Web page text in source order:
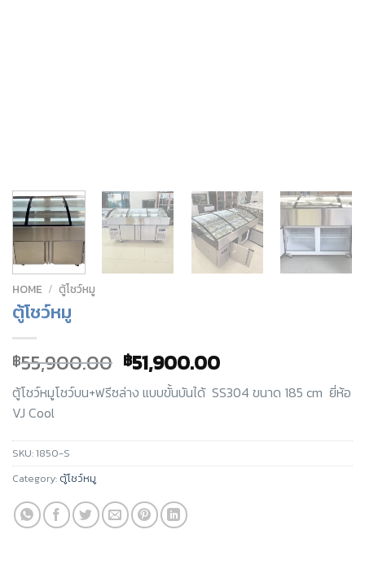
HOME / ตู้โชว์หมู
ตู้โชว์หมู
฿55,900.00 ฿51,900.00
ตู้โชว์หมูโชว์บน+ฟรีซล่าง แบบขั้นบันได้ SS304 ขนาด 185 cm ยี่ห้อ
VJ Cool
SKU:1850-S
Category: ตู้โชว์หมู